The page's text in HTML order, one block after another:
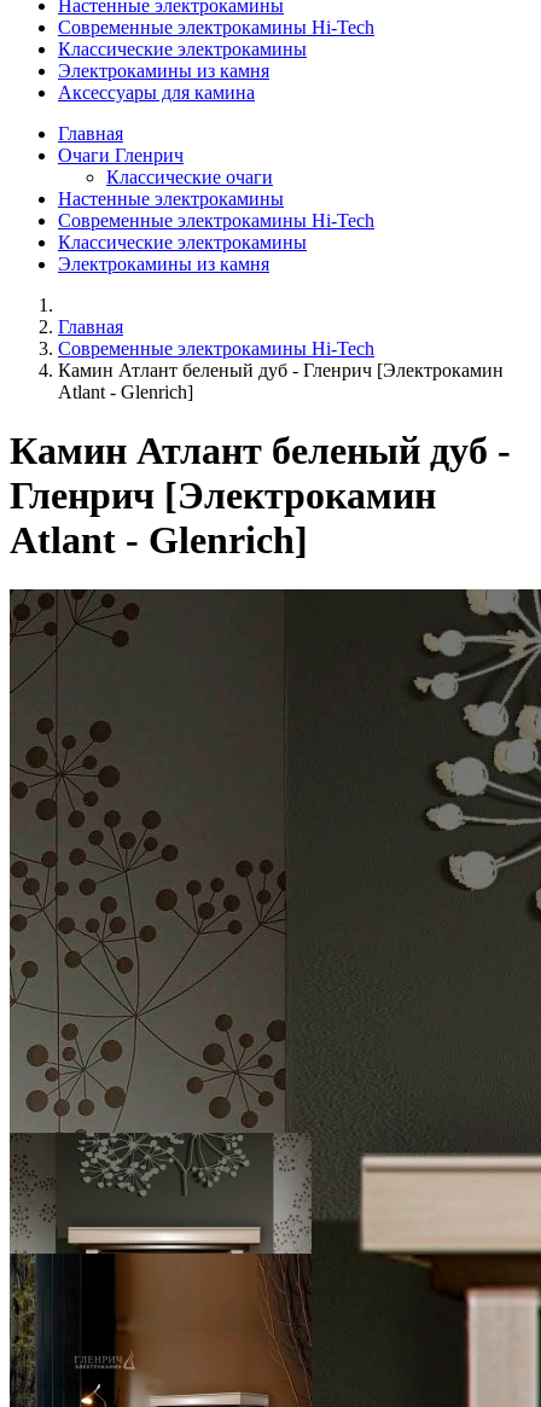
Настенные электрокамины
Современные электрокамины Hi-Tech
Классические электрокамины
Электрокамины из камня
Аксессуары для камина
Главная
Очаги Гленрич
Классические очаги
Настенные электрокамины
Современные электрокамины Hi-Tech
Классические электрокамины
Электрокамины из камня
Главная
Современные электрокамины Hi-Tech
Камин Атлант беленый дуб - Гленрич [Электрокамин
Atlant - Glenrich]
Камин Атлант беленый дуб -
Гленрич [Электрокамин
Atlant - Glenrich]